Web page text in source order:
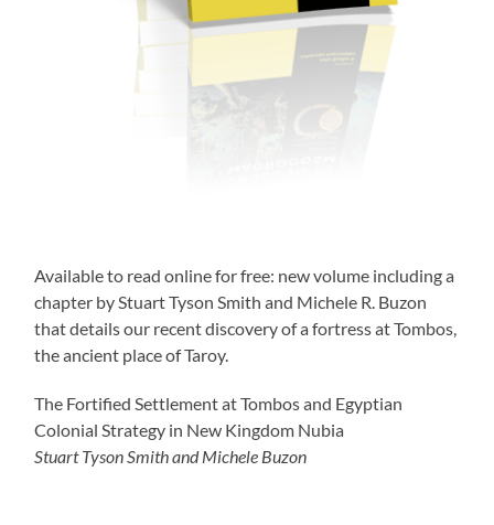
Available to read online for free: new volume including a
chapter by Stuart Tyson Smith and Michele R. Buzon
that details our recent discovery of a fortress at Tombos,
the ancient place of Taroy.
The Fortified Settlement at Tombos and Egyptian
Colonial Strategy in New Kingdom Nubia
Stuart Tyson Smith and Michele Buzon